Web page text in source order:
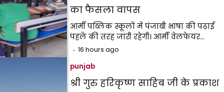
का फैसला वापस
आर्मी पब्लिक स्कूलों में पंजाबी भाषा की पढ़ाई
पहले की तरह जारी रहेगी। आर्मी वेलफेयर…
16 hours ago
punjab
श्री गुरु हरिकृष्ण साहिब जी के प्रकाश